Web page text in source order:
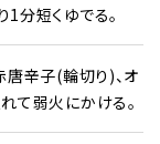
分短くゆでる。
唐辛子(輪切り)、オ
て弱火にかける。